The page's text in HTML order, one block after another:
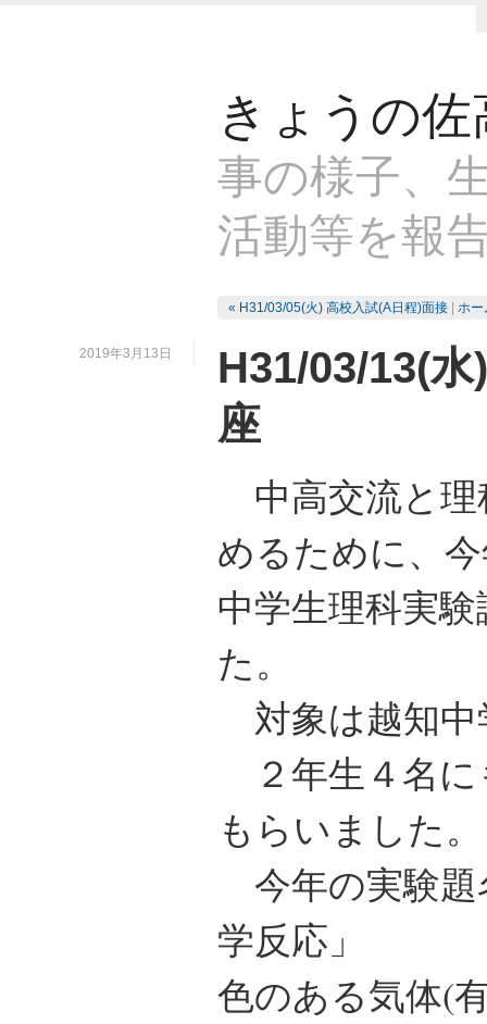
きょうの佐
事の様子、
活動等を報
« H31/03/05(火) 高校入試(A日程)面接 ホー
2019年3月13日
H31/03/13(
座
中高交流と理
めるために、
中学生理科実
た。
対象は越知中
２年生４名に
もらいました。
今年の実験題
学反応」
色のある気体(